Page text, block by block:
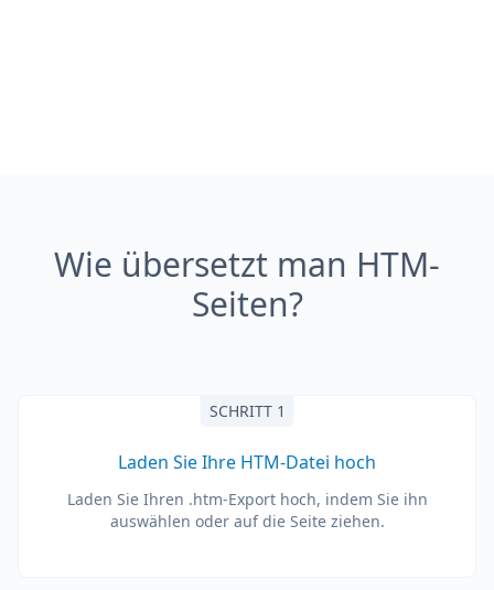
Wie übersetzt man HTM-
Seiten?
SCHRITT 1
Laden Sie Ihre HTM-Datei hoch
Laden Sie Ihren .htm-Export hoch, indem Sie ihn
auswählen oder auf die Seite ziehen.